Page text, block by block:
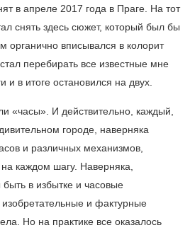
в апреле 2017 года в Праге. На тот
снять здесь сюжет, который был бы
органично вписывался в колорит
перебирать все известные мне
и в итоге остановился на двух.
«часы». И действительно, каждый,
городе, наверняка
и различных механизмов,
на каждом шагу. Наверняка,
в избытке и часовые
изобретательные и фактурные
Но на практике все оказалось